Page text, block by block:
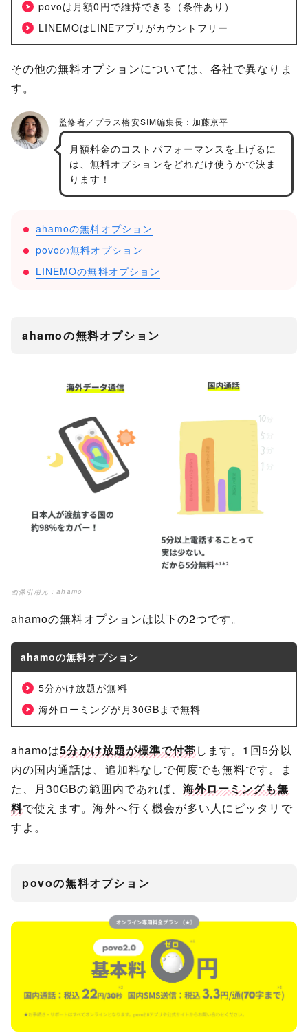
povoは月額0円で維持できる（条件あり）
LINEMOはLINEアプリがカウントフリー
その他の無料オプションについては、各社で異なりま
す。
月額料金のコストパフォーマンスを上げるに
は、無料オプションをどれだけ使うかで決ま
ります！
ahamoの無料オプション
povoの無料オプション
LINEMOの無料オプション
ahamoの無料オプション
画像引用元：ahamo
ahamoの無料オプションは以下の2つです。
ahamoの無料オプション
5分かけ放題が無料
海外ローミングが月30GBまで無料
ahamoは5分かけ放題が標準で付帯します。1回5分以
内の国内通話は、追加料なしで何度でも無料です。ま
た、月30GBの範囲内であれば、海外ローミングも無
料で使えます。海外へ行く機会が多い人にピッタリで
すよ。
povoの無料オプション